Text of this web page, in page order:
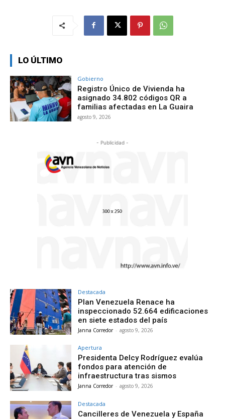
LO ÚLTIMO
Gobierno
Registro Único de Vivienda ha
asignado 34.802 códigos QR a
familias afectadas en La Guaira
agosto 9, 2026
- Publicidad -
Destacada
Plan Venezuela Renace ha
inspeccionado 52.664 edificaciones
en siete estados del país
Janna Corredor - agosto 9, 2026
Apertura
Presidenta Delcy Rodríguez evalúa
fondos para atención de
infraestructura tras sismos
Janna Corredor - agosto 9, 2026
Destacada
Cancilleres de Venezuela y España